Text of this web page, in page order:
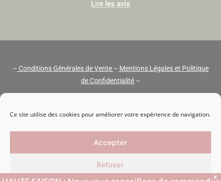
Ce site utilise des cookies pour améliorer votre expérience de navigation.
Accepter
Refuser
– Conditions Générales de Vente – Mentions Légales et Politique
de Confidentialité –
Copyright © 2026 Audélia Création
X